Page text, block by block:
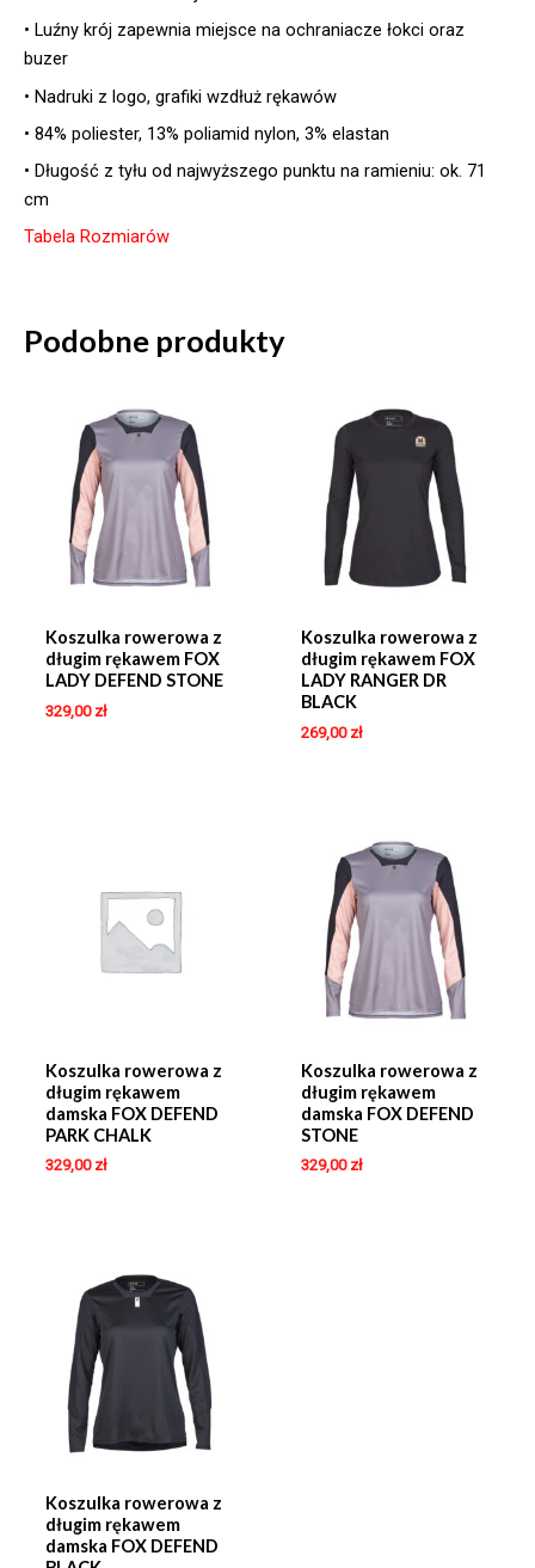
• Luźny krój zapewnia miejsce na ochraniacze łokci oraz
buzer
• Nadruki z logo, grafiki wzdłuż rękawów
• 84% poliester, 13% poliamid nylon, 3% elastan
• Długość z tyłu od najwyższego punktu na ramieniu: ok. 71
cm
Tabela Rozmiarów
Podobne produkty
Koszulka rowerowa z
długim rękawem FOX
LADY DEFEND STONE
329,00 zł
Koszulka rowerowa z
długim rękawem FOX
LADY RANGER DR
BLACK
269,00 zł
Koszulka rowerowa z
długim rękawem
damska FOX DEFEND
PARK CHALK
329,00 zł
Koszulka rowerowa z
długim rękawem
damska FOX DEFEND
STONE
329,00 zł
Koszulka rowerowa z
długim rękawem
damska FOX DEFEND